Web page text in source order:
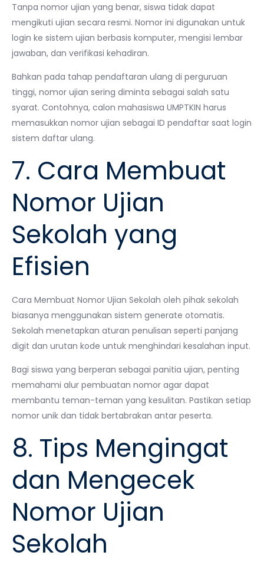
Tanpa nomor ujian yang benar, siswa tidak dapat
mengikuti ujian secara resmi. Nomor ini digunakan untuk
login ke sistem ujian berbasis komputer, mengisi lembar
jawaban, dan verifikasi kehadiran.
Bahkan pada tahap pendaftaran ulang di perguruan
tinggi, nomor ujian sering diminta sebagai salah satu
syarat. Contohnya, calon mahasiswa UMPTKIN harus
memasukkan nomor ujian sebagai ID pendaftar saat login
sistem daftar ulang.
7. Cara Membuat
Nomor Ujian
Sekolah yang
Efisien
Cara Membuat Nomor Ujian Sekolah oleh pihak sekolah
biasanya menggunakan sistem generate otomatis.
Sekolah menetapkan aturan penulisan seperti panjang
digit dan urutan kode untuk menghindari kesalahan input.
Bagi siswa yang berperan sebagai panitia ujian, penting
memahami alur pembuatan nomor agar dapat
membantu teman-teman yang kesulitan. Pastikan setiap
nomor unik dan tidak bertabrakan antar peserta.
8. Tips Mengingat
dan Mengecek
Nomor Ujian
Sekolah